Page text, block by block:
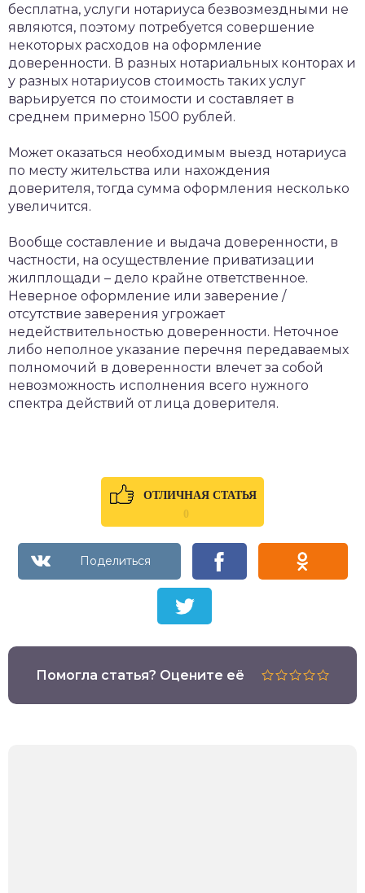
бесплатна, услуги нотариуса безвозмездными не
являются, поэтому потребуется совершение
некоторых расходов на оформление
доверенности. В разных нотариальных конторах и
у разных нотариусов стоимость таких услуг
варьируется по стоимости и составляет в
среднем примерно 1500 рублей.
Может оказаться необходимым выезд нотариуса
по месту жительства или нахождения
доверителя, тогда сумма оформления несколько
увеличится.
Вообще составление и выдача доверенности, в
частности, на осуществление приватизации
жилплощади – дело крайне ответственное.
Неверное оформление или заверение /
отсутствие заверения угрожает
недействительностью доверенности. Неточное
либо неполное указание перечня передаваемых
полномочий в доверенности влечет за собой
невозможность исполнения всего нужного
спектра действий от лица доверителя.
ОТЛИЧНАЯ СТАТЬЯ
0
Помогла статья? Оцените её